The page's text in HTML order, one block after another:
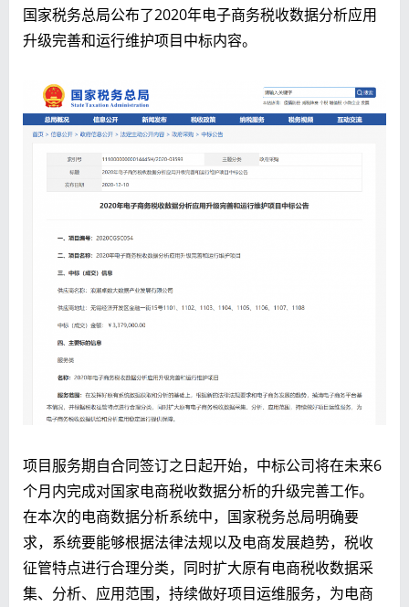
国家税务总局公布了2020年电子商务税收数据分析应用
升级完善和运行维护项目中标内容。
项目服务期自合同签订之日起开始，中标公司将在未来6
个月内完成对国家电商税收数据分析的升级完善工作。
在本次的电商数据分析系统中，国家税务总局明确要
求，系统要能够根据法律法规以及电商发展趋势，税收
征管特点进行合理分类，同时扩大原有电商税收数据采
集、分析、应用范围，持续做好项目运维服务，为电商